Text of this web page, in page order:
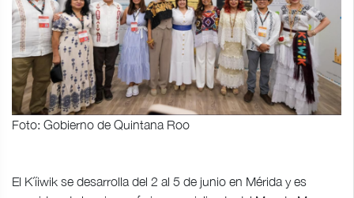
Foto: Gobierno de Quintana Roo
El K´íiwik se desarrolla del 2 al 5 de junio en Mérida y es